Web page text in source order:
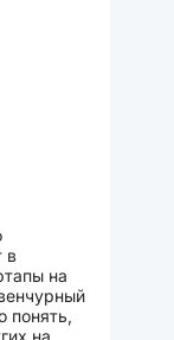
в
на
понять,
на